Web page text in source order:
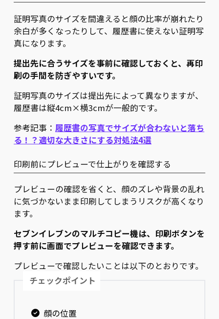
証明写真のサイズを間違えると顔の比率が崩れたり
余白が多くなったりして、履歴書に使えない証明写
真になります。
提出先に合うサイズを事前に確認しておくと、再印
刷の手間を防ぎやすいです。
証明写真のサイズは提出先によって異なりますが、
履歴書は縦4cm×横3cmが一般的です。
参考記事： 履歴書の写真でサイズが合わないと落ち
る！？適切な大きさにする対処法4選
印刷前にプレビューで仕上がりを確認する
プレビューの確認を省くと、顔のズレや背景の乱れ
に気づかないまま印刷してしまうリスクが高くなり
ます。
セブンイレブンのマルチコピー機は、印刷ボタンを
押す前に画面でプレビューを確認できます。
プレビューで確認したいことは以下のとおりです。
チェックポイント
顔の位置